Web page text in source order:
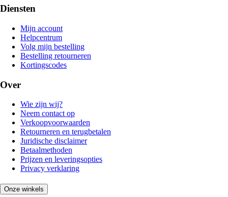
Diensten
Mijn account
Helpcentrum
Volg mijn bestelling
Bestelling retourneren
Kortingscodes
Over
Wie zijn wij?
Neem contact op
Verkoopvoorwaarden
Retourneren en terugbetalen
Juridische disclaimer
Betaalmethoden
Prijzen en leveringsopties
Privacy verklaring
Onze winkels